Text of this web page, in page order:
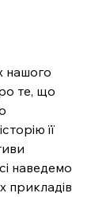
нашого
те, що
її
наведемо
прикладів